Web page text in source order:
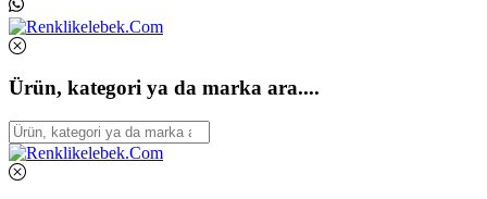
Ürün, kategori ya da marka ara....